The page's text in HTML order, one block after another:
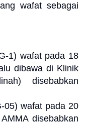
wafat sebagai
1) wafat pada 18
dibawa di Klinik
disebabkan
05) wafat pada 20
disebabkan